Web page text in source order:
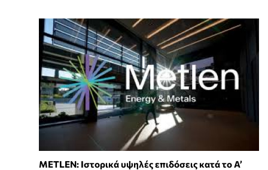
METLEN: Ιστορικά υψηλές επιδόσεις κατά το Α’